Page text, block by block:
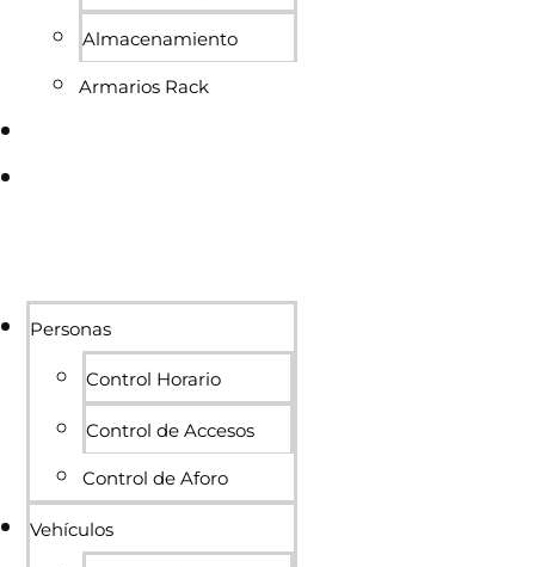
Almacenamiento
Armarios Rack
Personas
Control Horario
Control de Accesos
Control de Aforo
Vehículos